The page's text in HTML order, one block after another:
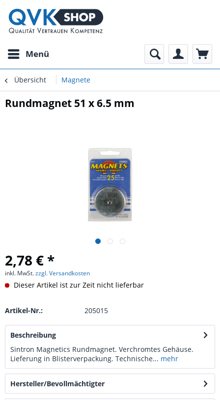
Menü
Übersicht Magnete
Rundmagnet 51 x 6.5 mm
2,78 € *
inkl. MwSt.zzgl. Versandkosten
Dieser Artikel ist zur Zeit nicht lieferbar
Artikel-Nr.: 205015
Beschreibung
Sintron Magnetics Rundmagnet. Verchromtes Gehäuse.
Lieferung in Blisterverpackung. Technische... mehr
Hersteller/Bevollmächtigter